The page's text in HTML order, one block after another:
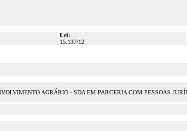
Lei:
15.137/12
AGRÁRIO - SDA EM PARCERIA COM PESSOAS